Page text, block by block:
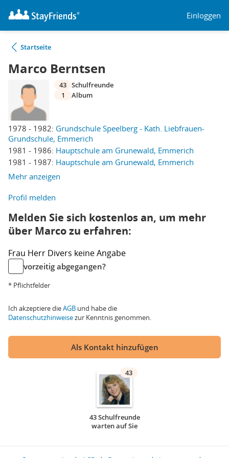
Einloggen
Startseite
Marco Berntsen
1978 - 1982: Grundschule Speelberg - Kath. Liebfrauen-
Grundschule, Emmerich
1981 - 1986: Hauptschule am Grunewald, Emmerich
1981 - 1987: Hauptschule am Grunewald, Emmerich
Mehr anzeigen
43 Schulfreunde
1
Album
Profil melden
Melden Sie sich kostenlos an, um mehr
über Marco zu erfahren:
Frau Herr Divers keine Angabe
vorzeitig abgegangen?
* Pflichtfelder
Ich akzeptiere dieAGB und habe die
Datenschutzhinweisezur Kenntnis genommen.
Als Kontakt hinzufügen
43
43 Schulfreunde
warten auf Sie